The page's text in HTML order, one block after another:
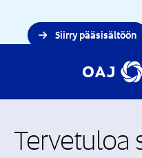
Siirry pääsisältöön
Tervetuloa